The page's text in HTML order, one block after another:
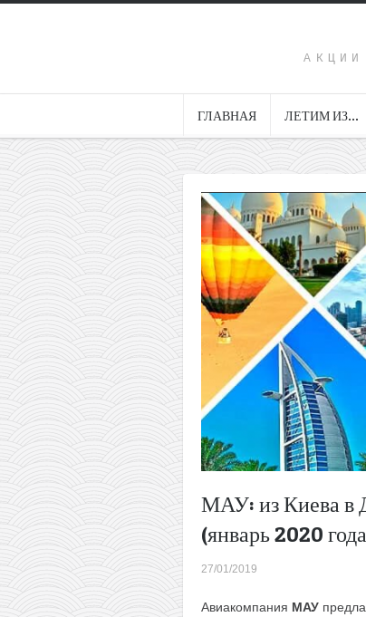
ГЛАВНАЯ ЛЕТИМ ИЗ…
МАУ: из Киева в
(январь 2020
27/01/2019
Авиакомпания МАУ